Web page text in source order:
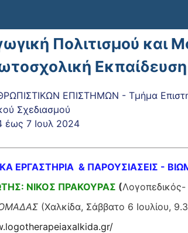
Πολιτισμού και
ΕΠΙΣΤΗΜΩΝ - Τμήμα
Σχεδιασμού
έως 7 Ιουλ 2024
ΕΡΓΑΣΤΗΡΙΑ & ΠΑΡΟΥΣΙΑΣΕΙΣ -
ΝΙΚΟΣ ΠΡΑΚΟΥΡΑΣ (
(Χαλκίδα, Σάββατο 6 Ιουλίου,